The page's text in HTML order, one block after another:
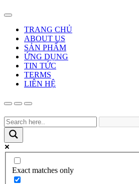
TRANG CHỦ
ABOUT US
SẢN PHẨM
ỨNG DỤNG
TIN TỨC
TERMS
LIÊN HỆ
Exact matches only